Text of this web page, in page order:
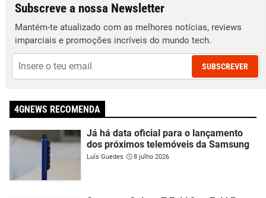
Subscreve a nossa Newsletter
Mantém-te atualizado com as melhores notícias, reviews
imparciais e promoções incríveis do mundo tech.
SUBSCREVER
4GNEWS RECOMENDA
Já há data oficial para o lançamento
dos próximos telemóveis da Samsung
Luís Guedes 8 julho 2026